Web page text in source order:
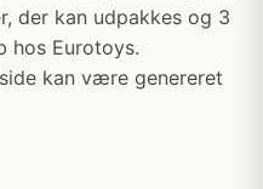
der kan udpakkes og 3
hos Eurotoys.
kan være genereret